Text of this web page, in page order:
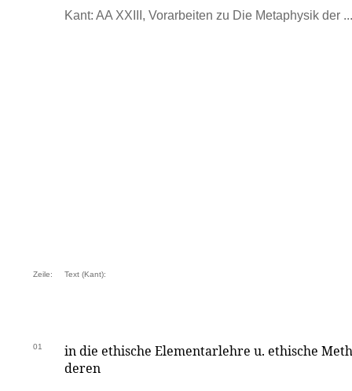
Kant: AA XXIII, Vorarbeiten zu Die Metaphysik der
Zeile: Text (Kant):
01
in die ethische Elementarlehre u. ethische
deren